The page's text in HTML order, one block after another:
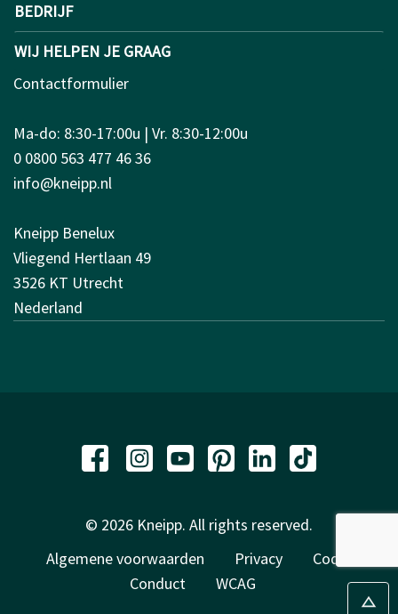
BEDRIJF
WIJ HELPEN JE GRAAG
Contactformulier
Ma-do: 8:30-17:00u | Vr. 8:30-12:00u
0 0800 563 477 46 36
info@kneipp.nl
Kneipp Benelux
Vliegend Hertlaan 49
3526 KT Utrecht
Nederland
© 2026 Kneipp. All rights reserved.
Algemene voorwaarden
Privacy
Code of
Conduct
WCAG